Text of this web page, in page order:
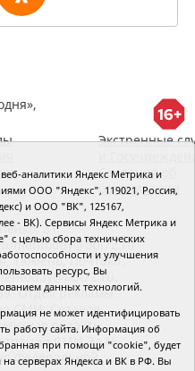
Экстренные
Сведения об
организации
81,
Тюмень, Почтамт,
Отдел рекламы:
СМИ: Сетевое
область
СМИ Эл №
Федеральной
аналитики Яндекс Метрика и
ООО "Яндекс", 119021, Россия,
и ООО "ВК", 125167,
- ВК). Сервисы Яндекс Метрика и
с целью сбора технических
и улучшения
ресурс, Вы
данных технологий.
не может идентифицировать
работу сайта. Информация об
при помощи "cookie", будет
на серверах Яндекса и ВК в РФ. Вы